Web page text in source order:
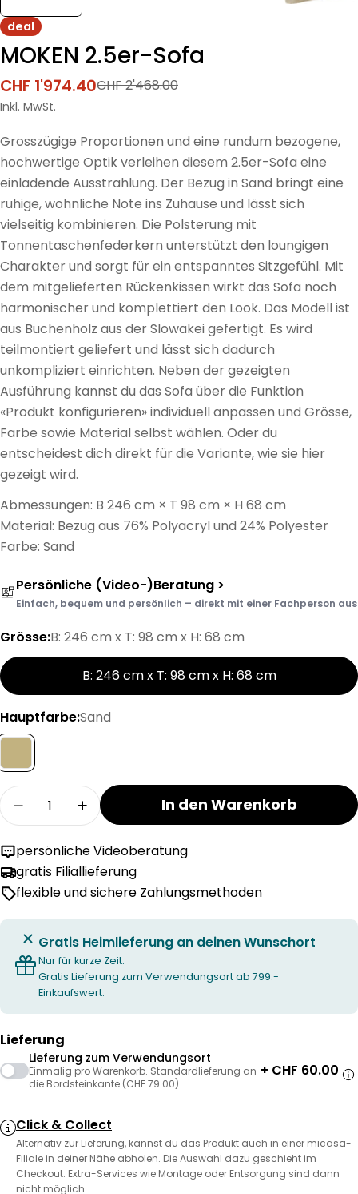
deal
MOKEN 2.5er-Sofa
Verkaufspreis
CHF 1'974.40
Regulärer
Preis
CHF 2'468.00
Inkl. MwSt.
Grosszügige Proportionen und eine rundum bezogene,
hochwertige Optik verleihen diesem 2.5er-Sofa eine
einladende Ausstrahlung. Der Bezug in Sand bringt eine
ruhige, wohnliche Note ins Zuhause und lässt sich
vielseitig kombinieren. Die Polsterung mit
Tonnentaschenfederkern unterstützt den loungigen
Charakter und sorgt für ein entspanntes Sitzgefühl. Mit
dem mitgelieferten Rückenkissen wirkt das Sofa noch
harmonischer und komplettiert den Look. Das Modell ist
aus Buchenholz aus der Slowakei gefertigt. Es wird
teilmontiert geliefert und lässt sich dadurch
unkompliziert einrichten. Neben der gezeigten
Ausführung kannst du das Sofa über die Funktion
«Produkt konfigurieren» individuell anpassen und Grösse,
Farbe sowie Material selbst wählen. Oder du
entscheidest dich direkt für die Variante, wie sie hier
gezeigt wird.
Abmessungen: B 246 cm × T 98 cm × H 68 cm
Material: Bezug aus 76% Polyacryl und 24% Polyester
Farbe: Sand
Persönliche (Video-)Beratung >
Einfach, bequem und persönlich – direkt mit einer Fachperson aus
Grösse:B: 246 cm x T: 98 cm x H: 68 cm
B: 246 cm x T: 98 cm x H: 68 cm
Hauptfarbe:Sand
Menge
Menge für MOKEN 2.5er-Sofa verringern
Menge für MOKEN 2.5er-Sofa erhöhen
In den Warenkorb
persönliche Videoberatung
gratis Filiallieferung
flexible und sichere Zahlungsmethoden
Gratis Heimlieferung an deinen Wunschort
Nur für kurze Zeit:
Gratis Lieferung zum Verwendungsort ab 799.-
Einkaufswert.
Lieferung
Lieferung zum Verwendungsort
Einmalig pro Warenkorb. Standardlieferung an
die Bordsteinkante (CHF 79.00).
+ CHF 60.00
Click & Collect
Alternativ zur Lieferung, kannst du das Produkt auch in einer micasa-
Filiale in deiner Nähe abholen. Die Auswahl dazu geschieht im
Checkout. Extra-Services wie Montage oder Entsorgung sind dann
nicht möglich.